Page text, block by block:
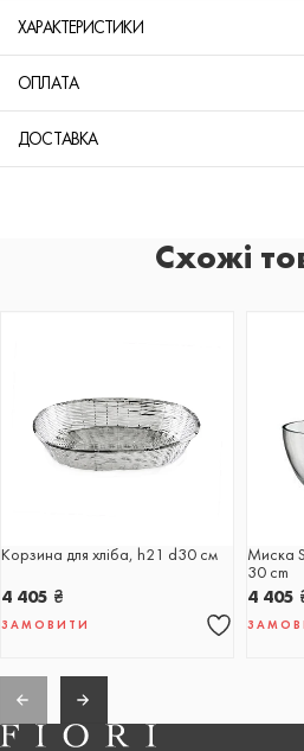
ХАРАКТЕРИСТИКИ
ОПЛАТА
ДОСТАВКА
Схожі
Корзина для хліба, h21 d30 см
4 405 ₴
ЗАМОВИТИ
Миска
30 cm
4 405